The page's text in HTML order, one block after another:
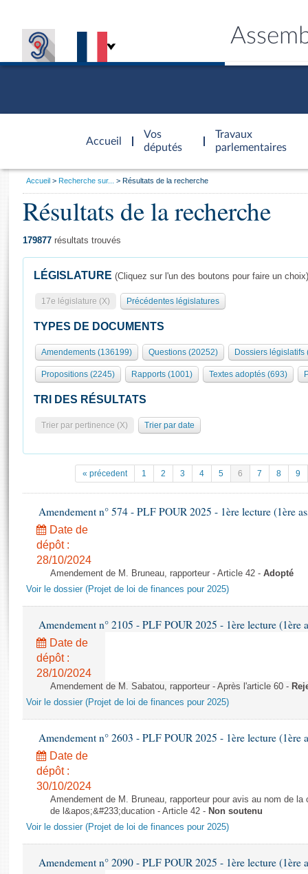
Accueil
d'accueil
Vos
députés
Travaux
parlementaires
Présidence
577 députés
Groupes politiques
Séance publique
Commissions et autres organes
Europe et International
Pétitions
Projets de loi
Propositions de loi
Amendements
Textes adoptés
Rapports d'enquête
Rapports législatifs
Rapports sur l'application des lois
Baromètre de l’application des lois
Comptes rendus des débats
Général
Rôle et pouvoirs de l'Assemblée
Organisation de l'Assemblée
Présidence Conférence des Présidents Bureau Collège des
Statistiques et chiffres clés
Documents de référence
( Constitution | Règlement de l'Assemblée ... )
Histoire
Juniors
Anciennes législatures
Liens vers les sites publics
Visiter l'Assemblée
Visite virtuelle du palais Bourbon
Assister à une séance
La Bibliothèque
Contacts et plan d'accès
Photos libres de droit
Vous
Accueil Recherche sur... Résultats de la recherche
Résultats de la recherche
179877 résultats trouvés
LÉGISLATURE (Cliquez sur l'un des boutons pour faire un choix)
17e législature (X) Précédentes législatures
TYPES DE DOCUMENTS
Amendements (136199) Questions (20252) Dossiers législatifs
Propositions (2245) Rapports (1001) Textes adoptés (693)
TRI DES RÉSULTATS
Trier par pertinence (X) Trier par date
« précedent 1 2 3 4 5 6 7 8 9
Amendement n° 574 - PLF POUR 2025 - 1ère lecture (1ère
Date de
dépôt :
28/10/2024
Amendement de M. Bruneau, rapporteur - Article 42 - Adopté
Voir le dossier (Projet de loi de finances pour 2025)
Amendement n° 2105 - PLF POUR 2025 - 1ère lecture (1ère
Date de
dépôt :
28/10/2024
Amendement de M. Sabatou, rapporteur - Après l'article 60 -
Voir le dossier (Projet de loi de finances pour 2025)
Amendement n° 2603 - PLF POUR 2025 - 1ère lecture (1ère
Date de
dépôt :
30/10/2024
Amendement de M. Bruneau, rapporteur pour avis au nom de
de l&apos;&#233;ducation - Article 42 - Non soutenu
Voir le dossier (Projet de loi de finances pour 2025)
Amendement n° 2090 - PLF POUR 2025 - 1ère lecture (1ère